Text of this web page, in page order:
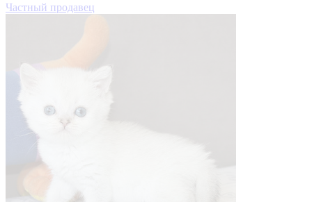
Частный продавец